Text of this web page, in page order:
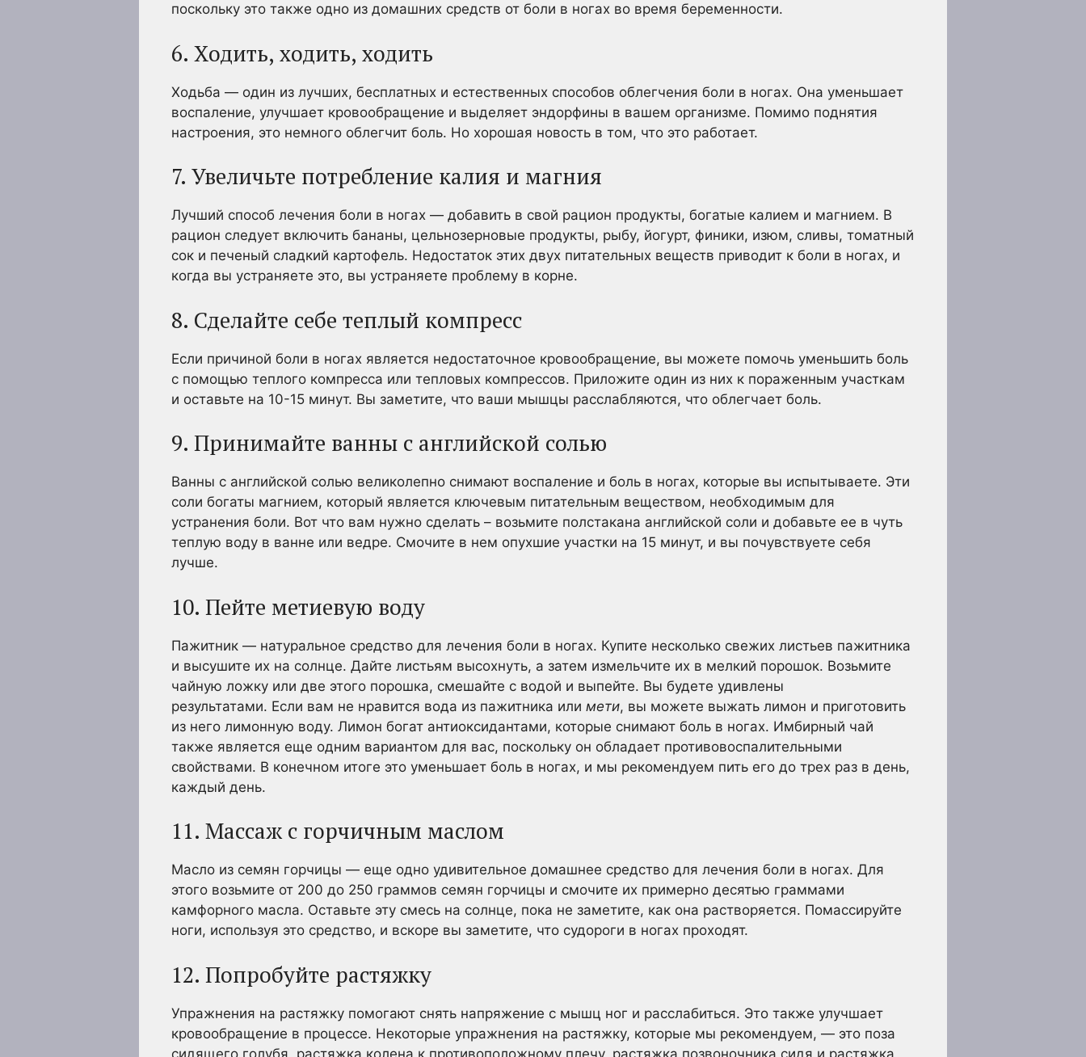
поскольку это также одно из домашних средств от боли в ногах во время беременности.
6. Ходить, ходить, ходить
Ходьба — один из лучших, бесплатных и естественных способов облегчения боли в ногах. Она уменьшает
воспаление, улучшает кровообращение и выделяет эндорфины в вашем организме. Помимо поднятия
настроения, это немного облегчит боль. Но хорошая новость в том, что это работает.
7. Увеличьте потребление калия и магния
Лучший способ лечения боли в ногах — добавить в свой рацион продукты, богатые калием и магнием. В
рацион следует включить бананы, цельнозерновые продукты, рыбу, йогурт, финики, изюм, сливы, томатный
сок и печеный сладкий картофель. Недостаток этих двух питательных веществ приводит к боли в ногах, и
когда вы устраняете это, вы устраняете проблему в корне.
8. Сделайте себе теплый компресс
Если причиной боли в ногах является недостаточное кровообращение, вы можете помочь уменьшить боль
с помощью теплого компресса или тепловых компрессов. Приложите один из них к пораженным участкам
и оставьте на 10-15 минут. Вы заметите, что ваши мышцы расслабляются, что облегчает боль.
9. Принимайте ванны с английской солью
Ванны с английской солью великолепно снимают воспаление и боль в ногах, которые вы испытываете. Эти
соли богаты магнием, который является ключевым питательным веществом, необходимым для
устранения боли. Вот что вам нужно сделать – возьмите полстакана английской соли и добавьте ее в чуть
теплую воду в ванне или ведре. Смочите в нем опухшие участки на 15 минут, и вы почувствуете себя
лучше.
10. Пейте метиевую воду
Пажитник — натуральное средство для лечения боли в ногах. Купите несколько свежих листьев пажитника
и высушите их на солнце. Дайте листьям высохнуть, а затем измельчите их в мелкий порошок. Возьмите
чайную ложку или две этого порошка, смешайте с водой и выпейте. Вы будете удивлены
результатами. Если вам не нравится вода из пажитника или мети, вы можете выжать лимон и приготовить
из него лимонную воду. Лимон богат антиоксидантами, которые снимают боль в ногах. Имбирный чай
также является еще одним вариантом для вас, поскольку он обладает противовоспалительными
свойствами. В конечном итоге это уменьшает боль в ногах, и мы рекомендуем пить его до трех раз в день,
каждый день.
11. Массаж с горчичным маслом
Масло из семян горчицы — еще одно удивительное домашнее средство для лечения боли в ногах. Для
этого возьмите от 200 до 250 граммов семян горчицы и смочите их примерно десятью граммами
камфорного масла. Оставьте эту смесь на солнце, пока не заметите, как она растворяется. Помассируйте
ноги, используя это средство, и вскоре вы заметите, что судороги в ногах проходят.
12. Попробуйте растяжку
Упражнения на растяжку помогают снять напряжение с мышц ног и расслабиться. Это также улучшает
кровообращение в процессе. Некоторые упражнения на растяжку, которые мы рекомендуем, — это поза
сидящего голубя, растяжка колена к противоположному плечу, растяжка позвоночника сидя и растяжка